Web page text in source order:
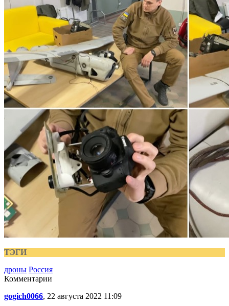
ТЭГИ
дроны Россия
Комментарии
gogich0066, 22 августа 2022 11:09